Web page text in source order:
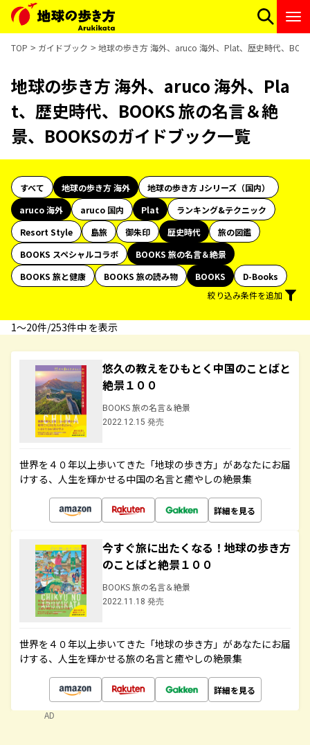
TOP ガイドブック 地球の歩き方 海外、aruco 海外、Plat、歴史時代、
地球の歩き方 海外、aruco 海外、Pla
t、歴史時代、BOOKS 旅の名言＆絶
景、BOOKSのガイドブック一覧
すべて 地球の歩き方 海外
地球の歩き方 Jシリーズ（国内）
aruco 海外
aruco 国内 Plat
ランキング&テクニック
Resort Style
島旅 御朱印 歴史時代
旅の図鑑
BOOKS スペシャルコラボ
BOOKS 旅の名言＆絶景
BOOKS 旅と健康
BOOKS 旅の読み物 BOOKS
D-Books
絞り込み条件を追加
1〜20件/253件中 を表示
悠久の教えをひもとく中国のことばと
絶景１００
BOOKS 旅の名言＆絶景
2022.12.15 発売
世界を４０年以上歩いてきた「地球の歩き方」があなたにお届
けする、人生を輝かせる中国の名言と癒やしの絶景集
詳細を見る
今すぐ旅に出たくなる！地球の歩き方
のことばと絶景１００
BOOKS 旅の名言＆絶景
2022.11.18 発売
世界を４０年以上歩いてきた「地球の歩き方」があなたにお届
けする、人生を輝かせる旅の名言と癒やしの絶景集
詳細を見る
AD